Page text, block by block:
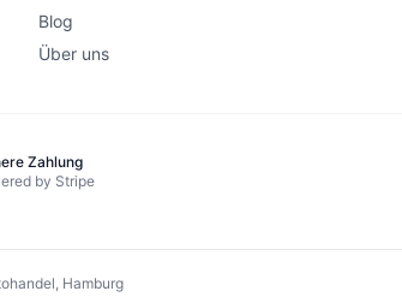
Blog
Über uns
Zahlung
by Stripe
Hamburg